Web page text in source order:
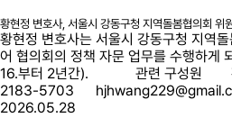
황현정 변호사, 서울시 강동구청 지역돌봄협의회 위
황현정 변호사는 서울시 강동구청 지역
어 협의회의 정책 자문 업무를 수행하게
16.부터 2년간). 관련 구성원
2183-5703
2026.05.28